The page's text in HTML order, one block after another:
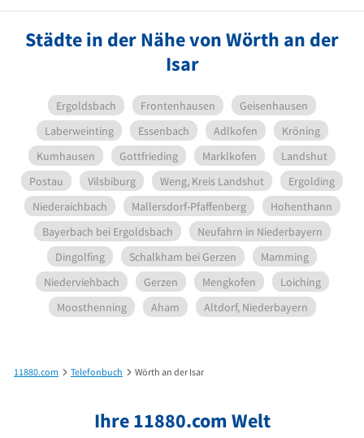
Städte in der Nähe von Wörth an der
Isar
Ergoldsbach Frontenhausen
Geisenhausen
Laberweinting
Essenbach Adlkofen
Kröning
Kumhausen
Gottfrieding Marklkofen
Landshut
Postau
Vilsbiburg Weng, Kreis Landshut
Ergolding
Niederaichbach
Mallersdorf-Pfaffenberg
Hohenthann
Bayerbach bei Ergoldsbach
Neufahrn in Niederbayern
Dingolfing
Schalkham bei Gerzen
Mamming
Niederviehbach
Gerzen Mengkofen
Loiching
Moosthenning
Aham Altdorf, Niederbayern
11880.com Telefonbuch Wörth an der Isar
Ihre 11880.com Welt